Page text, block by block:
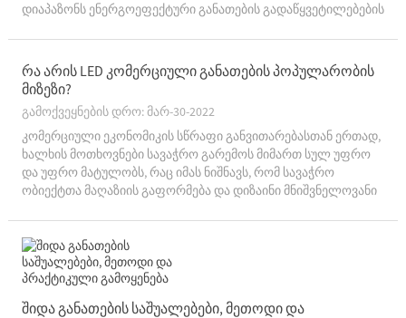
დიაპაზონს ენერგოეფექტური განათების გადაწყვეტილებების
ენერგეტიკის სამინისტროს ბოლო ანგარიშის თანახმად,…
რა არის LED კომერციული განათების პოპულარობის
მიზეზი?
გამოქვეყნების დრო: მარ-30-2022
კომერციული ეკონომიკის სწრაფი განვითარებასთან ერთად,
ხალხის მოთხოვნები სავაჭრო გარემოს მიმართ სულ უფრო
და უფრო მატულობს, რაც იმას ნიშნავს, რომ სავაჭრო
ობიექტთა მაღაზიის გაფორმება და დიზაინი მნიშვნელოვანი
მიქცევისთვის.LED კომერციული განათება...
შიდა განათების საშუალებები, მეთოდი და